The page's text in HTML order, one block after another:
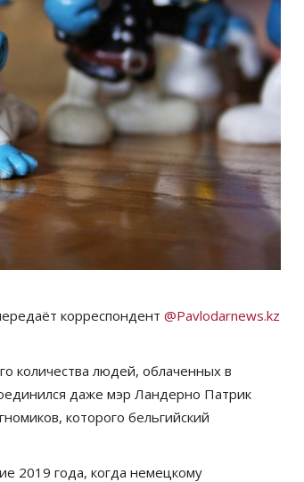
корреспондент @Pavlodarnews.kz
количества людей, облаченных в
даже мэр Ландерно Патрик
которого бельгийский
2019 года, когда немецкому